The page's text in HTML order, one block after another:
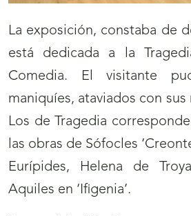
La exposición, constaba de
está dedicada a la
Comedia. El visitante
maniquíes, ataviados con
Los de Tragedia
las obras de Sófocles
Eurípides, Helena de
Aquiles en ‘Ifigenia’.